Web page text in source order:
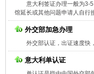
意大利签证办理一般为3-
馆延长或其他问题申请人自行
外交部加急办理
外交部认证，出证速度快
意大利单认证